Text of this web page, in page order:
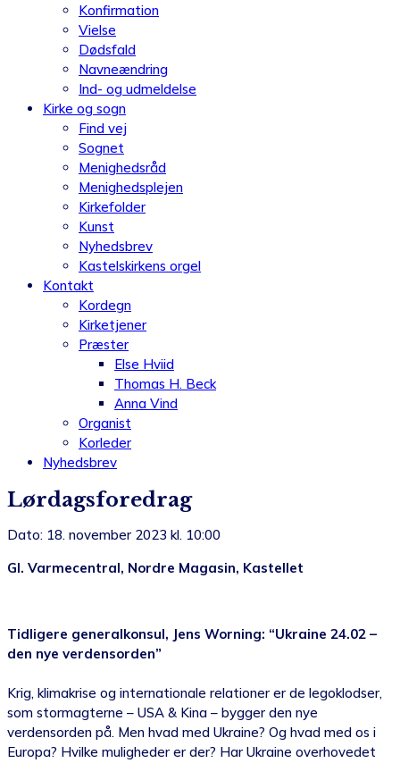
Konfirmation
Vielse
Dødsfald
Navneændring
Ind- og udmeldelse
Kirke og sogn
Find vej
Sognet
Menighedsråd
Menighedsplejen
Kirkefolder
Kunst
Nyhedsbrev
Kastelskirkens orgel
Kontakt
Kordegn
Kirketjener
Præster
Else Hviid
Thomas H. Beck
Anna Vind
Organist
Korleder
Nyhedsbrev
Lørdagsforedrag
Dato: 18. november 2023 kl. 10:00
Gl. Varmecentral, Nordre Magasin, Kastellet
Tidligere generalkonsul, Jens Worning: “Ukraine 24.02 –
den nye verdensorden”
Krig, klimakrise og internationale relationer er de legoklodser,
som stormagterne – USA & Kina – bygger den nye
verdensorden på. Men hvad med Ukraine? Og hvad med os i
Europa? Hvilke muligheder er der? Har Ukraine overhovedet